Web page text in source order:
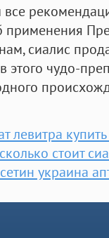
применения
сиалис
чудо-
левитра
стоит
украина